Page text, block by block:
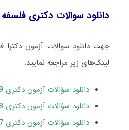
دانلود سوالات دکتری
جهت دانلود سوالات آزمون
لینک‌های زیر مراجعه نمایید.
دانلود سؤالات آزمون دکتری 99 رشته فلسفه
دانلود سؤالات آزمون دکتری 98 رشته فلسفه
دانلود سؤالات آزمون دکتری 97 رشته فلسفه